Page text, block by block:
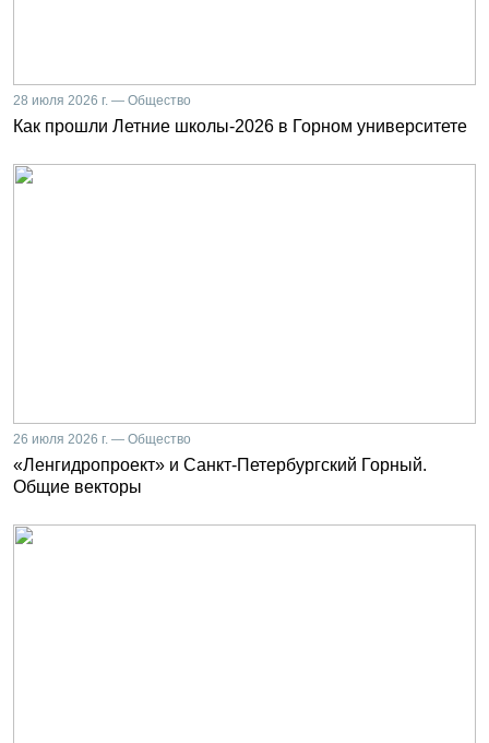
28 июля 2026 г. — Общество
Как прошли Летние школы-2026 в Горном университете
26 июля 2026 г. — Общество
«Ленгидропроект» и Санкт-Петербургский Горный.
Общие векторы